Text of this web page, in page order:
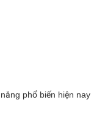
phổ biến hiện nay